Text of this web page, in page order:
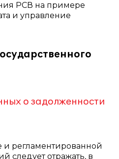
РСВ на примере
и управление
о задолженности
и регламентированной
следует отражать, в